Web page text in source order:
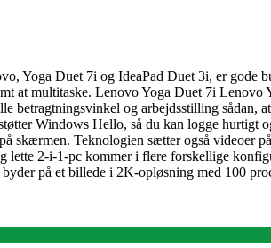
Yoga Duet 7i og IdeaPad Duet 3i, er gode
at multitaske. Lenovo Yoga Duet 7i Lenovo
betragtningsvinkel og arbejdsstilling sådan,
Windows Hello, så du kan logge hurtigt
skærmen. Teknologien sætter også videoer
2-i-1-pc kommer i flere forskellige
på et billede i 2K-opløsning med 100